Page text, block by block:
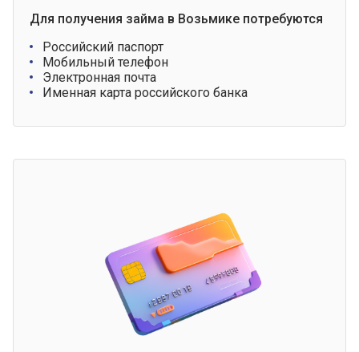
Для получения займа в Возьмике потребуются
Российский паспорт
Мобильный телефон
Электронная почта
Именная карта российского банка